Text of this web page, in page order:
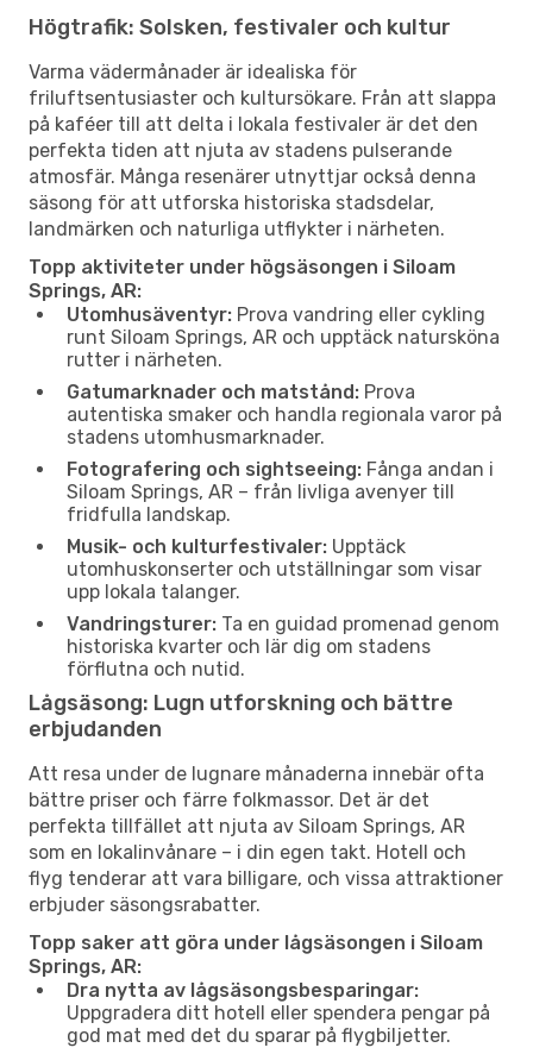
Högtrafik: Solsken, festivaler och kultur
Varma vädermånader är idealiska för
friluftsentusiaster och kultursökare. Från att slappa
på kaféer till att delta i lokala festivaler är det den
perfekta tiden att njuta av stadens pulserande
atmosfär. Många resenärer utnyttjar också denna
säsong för att utforska historiska stadsdelar,
landmärken och naturliga utflykter i närheten.
Topp aktiviteter under högsäsongen i Siloam
Springs, AR:
Utomhusäventyr: Prova vandring eller cykling
runt Siloam Springs, AR och upptäck natursköna
rutter i närheten.
Gatumarknader och matstånd: Prova
autentiska smaker och handla regionala varor på
stadens utomhusmarknader.
Fotografering och sightseeing: Fånga andan i
Siloam Springs, AR – från livliga avenyer till
fridfulla landskap.
Musik- och kulturfestivaler: Upptäck
utomhuskonserter och utställningar som visar
upp lokala talanger.
Vandringsturer: Ta en guidad promenad genom
historiska kvarter och lär dig om stadens
förflutna och nutid.
Lågsäsong: Lugn utforskning och bättre
erbjudanden
Att resa under de lugnare månaderna innebär ofta
bättre priser och färre folkmassor. Det är det
perfekta tillfället att njuta av Siloam Springs, AR
som en lokalinvånare – i din egen takt. Hotell och
flyg tenderar att vara billigare, och vissa attraktioner
erbjuder säsongsrabatter.
Topp saker att göra under lågsäsongen i Siloam
Springs, AR:
Dra nytta av lågsäsongsbesparingar:
Uppgradera ditt hotell eller spendera pengar på
god mat med det du sparar på flygbiljetter.